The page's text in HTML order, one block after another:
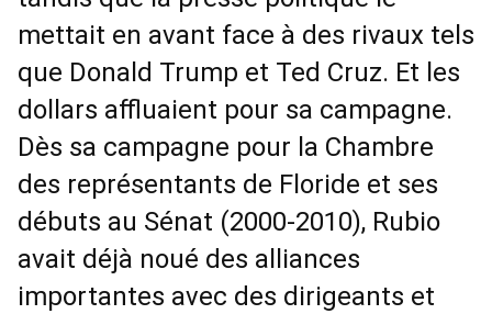
mettait en avant face à des rivaux tels
que Donald Trump et Ted Cruz. Et les
dollars affluaient pour sa campagne.
Dès sa campagne pour la Chambre
des représentants de Floride et ses
débuts au Sénat (2000-2010), Rubio
avait déjà noué des alliances
importantes avec des dirigeants et